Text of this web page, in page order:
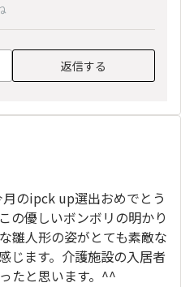
返信する
のipck up選出おめでとう
の優しいボンボリの明かり
雛人形の姿がとても素敵な
じます。介護施設の入居者
たと思います。^^